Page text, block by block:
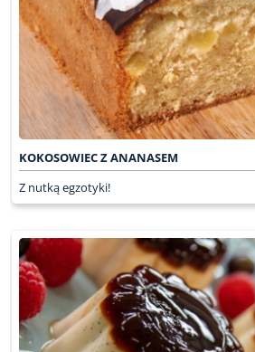
KOKOSOWIEC Z ANANASEM
Z nutką egzotyki!